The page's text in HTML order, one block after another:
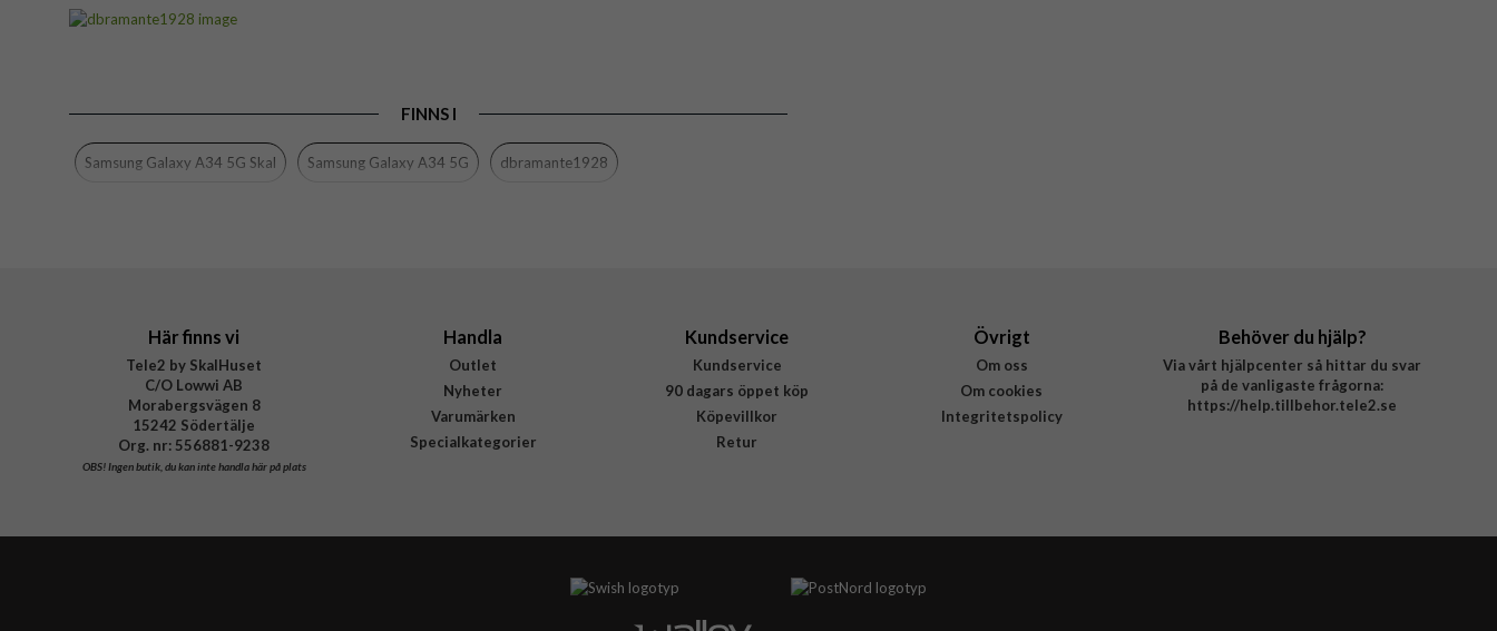
Egenskaper
Miljövänlig
Färg
FINNS I
Samsung Galaxy A34 5G Skal Samsung Galaxy A34 5G dbramante1928
Här finns vi
Tele2 by SkalHuset
C/O Lowwi AB
Morabergsvägen 8
15242 Södertälje
Org. nr: 556881-9238
OBS!Ingen butik, du kan inte handla här på plats
Handla
Outlet
Nyheter
Varumärken
Specialkategorier
Kundservice
Kundservice
90 dagars öppet köp
Köpevillkor
Retur
Övrigt
Om oss
Om cookies
Integritetspolicy
Behöver du hjälp?
Via vårt hjälpcenter så hittar du svar
på de vanligaste frågorna:
https://help.tillbehor.tele2.se